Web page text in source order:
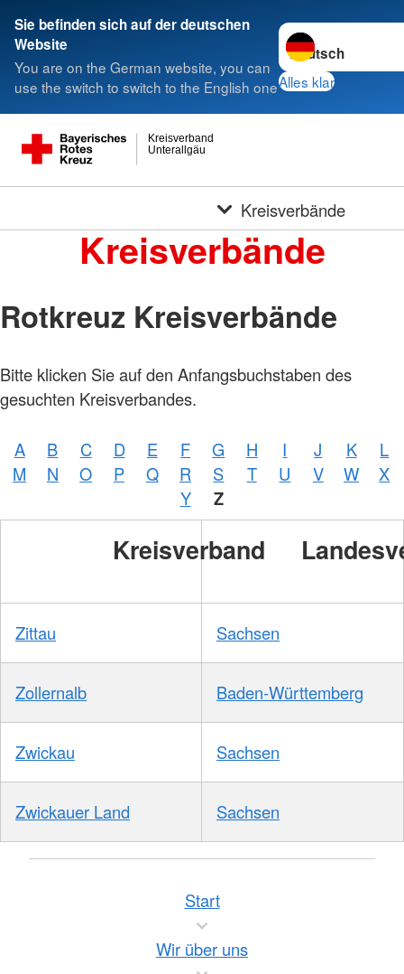
Sie befinden sich auf der deutschen
Website
You are on the German website, you can
use the switch to switch to the English one
Sprache wechseln
Alles klar
Unterallgäu
Kreisverband
Kreisverbände
Kreisverbände
Rotkreuz Kreisverbände
Bitte klicken Sie auf den Anfangsbuchstaben des
gesuchten Kreisverbandes.
A B C D E F G H I J K
L
M
N O P Q R S T U V W
X
Y
Z
Kreisverband
Zittau Sachsen
Zollernalb Baden-Württemberg
Zwickau Sachsen
Zwickauer Land Sachsen
Foto:
DRKS
Start
Wir über uns